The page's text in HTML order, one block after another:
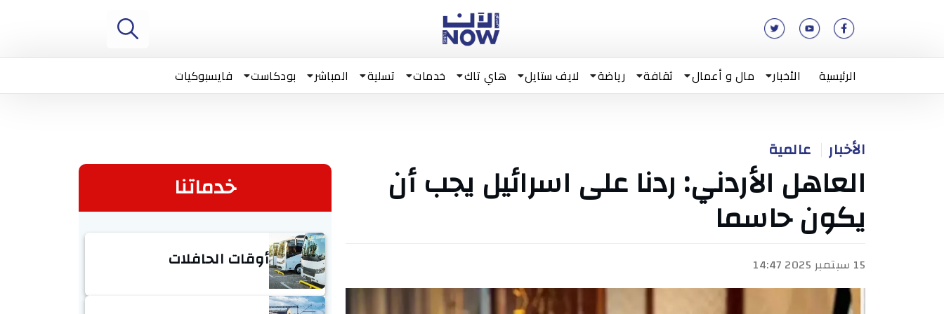
الرئيسية الأخبار مال و أعمال ثقافة رياضة لايف ستايل هاي تاك خدمات تسلية المباشر بودكاست فايسبوكيات
الأخبار عالمية
العاهل الأردني: ردنا على اسرائيل يجب أن
يكون حاسما
15 سبتمبر 2025 14:47
خدماتنا
أوقات الحافلات